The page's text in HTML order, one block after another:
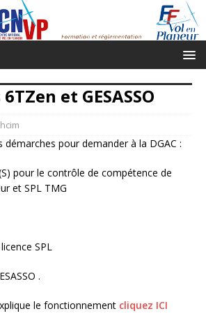
et GESASSO
démarches pour demander à la DGAC :
pour le contrôle de compétence de
et SPL TMG
SPL
.
le fonctionnement cliquez ICI